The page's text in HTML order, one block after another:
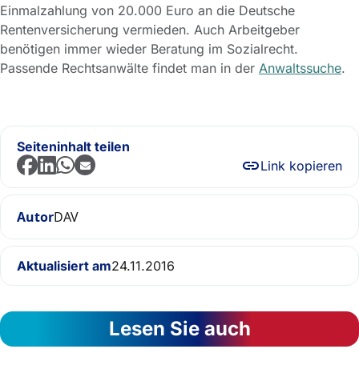
Einmalzahlung von 20.000 Euro an die Deutsche
Rentenversicherung vermieden. Auch Arbeitgeber
benötigen immer wieder Beratung im Sozialrecht.
Passende Rechtsanwälte findet man in der Anwaltssuche.
Seiteninhalt teilen
Link kopieren
AutorDAV
Aktualisiert am24.11.2016
Lesen Sie auch